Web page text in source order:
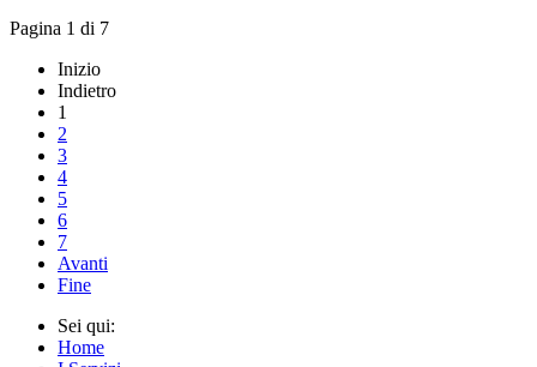
Pagina 1 di 7
Inizio
Indietro
1
2
3
4
5
6
7
Avanti
Fine
Sei qui:
Home